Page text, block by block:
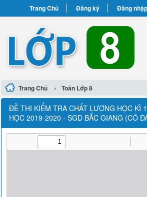
Trang Chủ Đăng ký Đăng nhập
Trang Chủ › Toán Lớp 8
ĐỀ THI KIỂM TRA CHẤT LƯỢNG HỌC KÌ
HỌC 2019-2020 - SGD BẮC GIANG (CÓ